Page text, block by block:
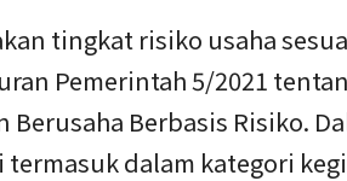
tingkat risiko usaha
Pemerintah 5/2021
Berusaha Berbasis Risiko.
dalam kategori